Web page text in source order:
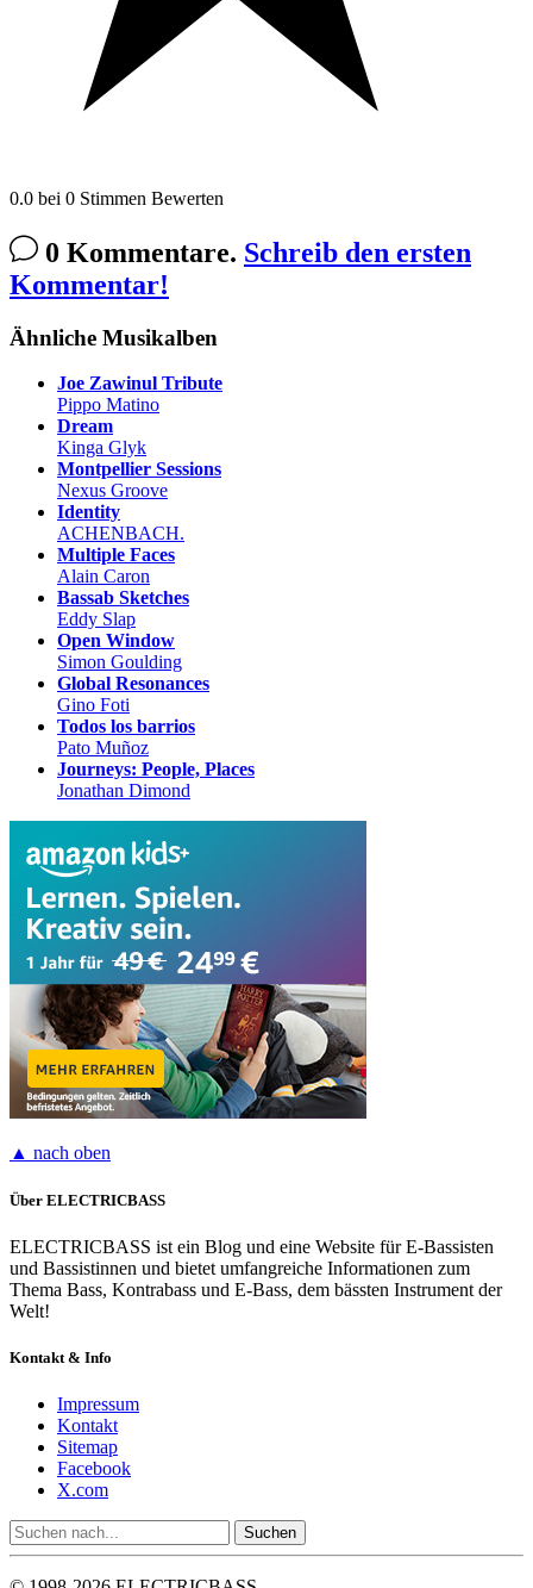
0.0 bei 0 Stimmen Bewerten
0 Kommentare. Schreib den ersten
Kommentar!
Ähnliche Musikalben
Joe Zawinul Tribute
Pippo Matino
Dream
Kinga Glyk
Montpellier Sessions
Nexus Groove
Identity
ACHENBACH.
Multiple Faces
Alain Caron
Bassab Sketches
Eddy Slap
Open Window
Simon Goulding
Global Resonances
Gino Foti
Todos los barrios
Pato Muñoz
Journeys: People, Places
Jonathan Dimond
▲ nach oben
Über ELECTRICBASS
ELECTRICBASS ist ein Blog und eine Website für E-Bassisten
und Bassistinnen und bietet umfangreiche Informationen zum
Thema Bass, Kontrabass und E-Bass, dem bässten Instrument der
Welt!
Kontakt & Info
Impressum
Kontakt
Sitemap
Facebook
X.com